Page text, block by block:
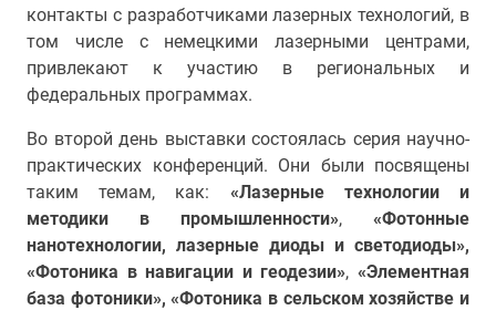
контакты с разработчиками лазерных технологий, в
том числе с немецкими лазерными центрами,
привлекают к участию в региональных и
федеральных программах.
Во второй день выставки состоялась серия научно-
практических конференций. Они были посвящены
таким темам, как: «Лазерные технологии и
методики в промышленности», «Фотонные
нанотехнологии, лазерные диоды и светодиоды»,
«Фотоника в навигации и геодезии»,«Элементная
база фотоники», «Фотоника в сельском хозяйстве и